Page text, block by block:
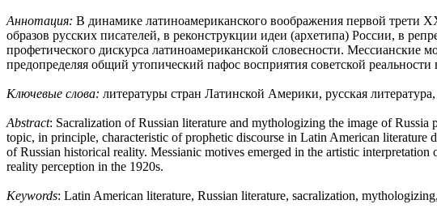
Аннотация: В динамике латиноамериканского воображения первой трети
образов русских писателей, в реконструкции идеи (архетипа) России, в
профетического дискурса латиноамериканской словесности.
предопределяя общий утопический пафос восприятия советской реальности
Ключевые слова: литературы стран Латинской Америки, русская
Abstract: Sacralization of Russian literature and mythologizing the image of
topic, in principle, characteristic of prophetic discourse in Latin American literature
of Russian historical reality. Messianic motives emerged in the artistic
reality perception in the 1920s.
Keywords: Latin American literature, Russian literature, sacralization,